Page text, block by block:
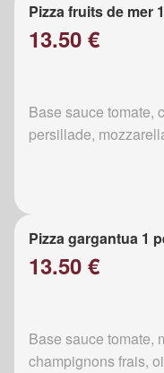
Pizza fruits de mer
13.50 €
Base sauce tomate,
persillade,
Pizza gargantua 1
13.50 €
Base sauce tomate,
champignons frais,